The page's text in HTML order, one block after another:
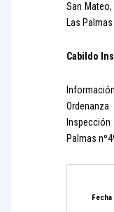
San Mateo,
Las
Cabildo
Palmas
Fecha